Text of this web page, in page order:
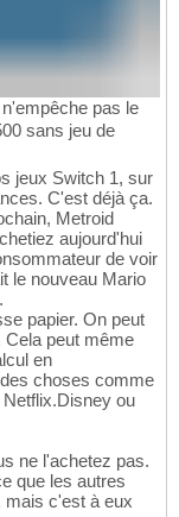
pas le
sans jeu de
jeux Switch 1, sur
C'est déjà ça.
Metroid
aujourd'hui
de voir
le nouveau Mario
papier. On peut
peut même
en
choses comme
ou
ne l'achetez pas.
que les autres
mais c'est à eux